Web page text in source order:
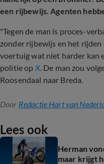
een rijbewijs. Agenten
"Tegen de man is proces-
zonder rijbewijs en het rijden
voertuig wat niet harder kan
politie op X. De man zou
Roosendaal naar Breda.
Door Redactie Hart van
Lees ook
Herman
maar krijgt